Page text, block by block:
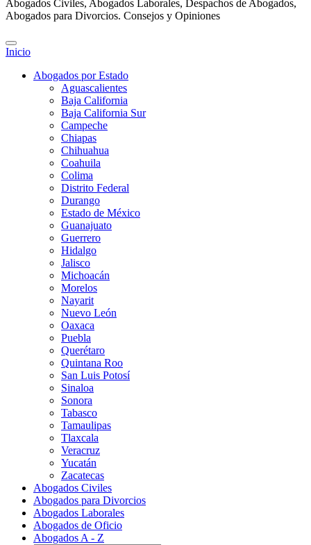
Abogados Civiles, Abogados Laborales, Despachos de Abogados,
Abogados para Divorcios. Consejos y Opiniones
Inicio
Abogados por Estado
Aguascalientes
Baja California
Baja California Sur
Campeche
Chiapas
Chihuahua
Coahuila
Colima
Distrito Federal
Durango
Estado de México
Guanajuato
Guerrero
Hidalgo
Jalisco
Michoacán
Morelos
Nayarit
Nuevo León
Oaxaca
Puebla
Querétaro
Quintana Roo
San Luis Potosí
Sinaloa
Sonora
Tabasco
Tamaulipas
Tlaxcala
Veracruz
Yucatán
Zacatecas
Abogados Civiles
Abogados para Divorcios
Abogados Laborales
Abogados de Oficio
Abogados A - Z